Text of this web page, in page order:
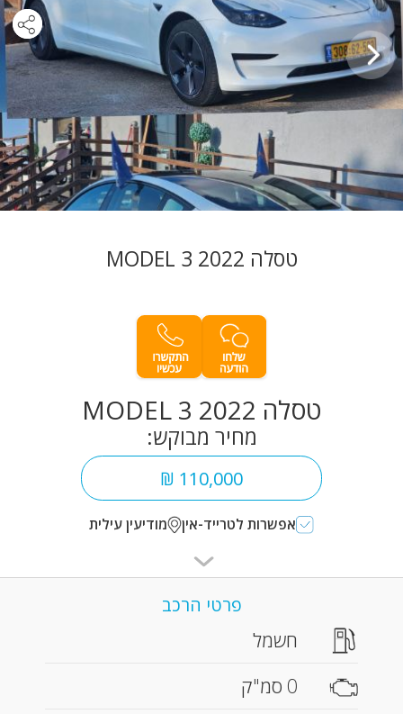
טסלה MODEL 3 2022
טסלה MODEL 3 2022
מחיר מבוקש:
110,000 ₪
אפשרות לטרייד-אין מודיעין עילית
פרטי הרכב
חשמל
0 סמ"ק